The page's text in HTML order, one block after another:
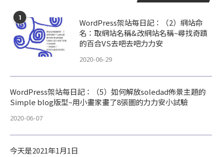
1
WordPress架站每日記：（2）網站命
名：取網站名稱&改網站名稱~尋找奇蹟
的百合VS去吧去吧力力安
2020-06-29
WordPress架站每日記：（5）如何解放soledad佈景主題的
Simple blog版型~用小畫家畫了8張圖的力力安小試驗
2020-06-07
今天是2021年1月1日